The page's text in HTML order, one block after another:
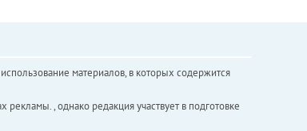
материалов, в которых содержится
, однако редакция участвует в подготовке